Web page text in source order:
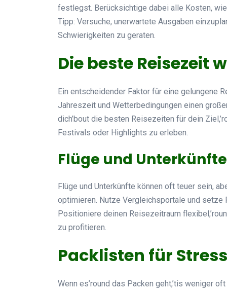
festlegst. Berücksichtige dabei alle Kosten,
Tipp: Versuche, unerwartete Ausgaben
Schwierigkeiten zu geraten.
Die beste Reisezeit
Ein entscheidender Faktor für eine gelungene
Jahreszeit und Wetterbedingungen einen
dich’bout die besten Reisezeiten für dein
Festivals oder Highlights zu erleben.
Flüge und
Flüge und Unterkünfte können oft teuer sein,
optimieren. Nutze Vergleichsportale und setze
Positioniere deinen Reisezeitraum
zu profitieren.
Packlisten für
Wenn es’round das Packen geht,’tis weniger